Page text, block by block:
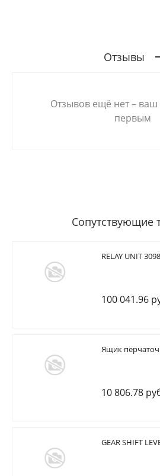
Отзывы
Отзывов ещё нет – ваш
первым
Сопутствующие
RELAY UNIT
100 041.96
Ящик
10 806.78
GEAR SHIFT